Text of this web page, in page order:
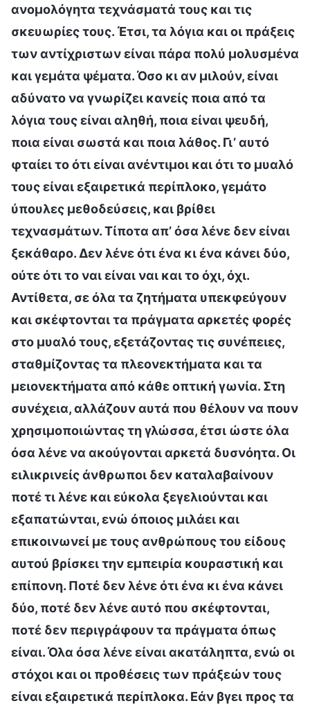
ανομολόγητα τεχνάσματά τους και τις
σκευωρίες τους. Έτσι, τα λόγια και οι πράξεις
των αντίχριστων είναι πάρα πολύ μολυσμένα
και γεμάτα ψέματα. Όσο κι αν μιλούν, είναι
αδύνατο να γνωρίζει κανείς ποια από τα
λόγια τους είναι αληθή, ποια είναι ψευδή,
ποια είναι σωστά και ποια λάθος. Γι’ αυτό
φταίει το ότι είναι ανέντιμοι και ότι το μυαλό
τους είναι εξαιρετικά περίπλοκο, γεμάτο
ύπουλες μεθοδεύσεις, και βρίθει
τεχνασμάτων. Τίποτα απ’ όσα λένε δεν είναι
ξεκάθαρο. Δεν λένε ότι ένα κι ένα κάνει δύο,
ούτε ότι το ναι είναι ναι και το όχι, όχι.
Αντίθετα, σε όλα τα ζητήματα υπεκφεύγουν
και σκέφτονται τα πράγματα αρκετές φορές
στο μυαλό τους, εξετάζοντας τις συνέπειες,
σταθμίζοντας τα πλεονεκτήματα και τα
μειονεκτήματα από κάθε οπτική γωνία. Στη
συνέχεια, αλλάζουν αυτά που θέλουν να πουν
χρησιμοποιώντας τη γλώσσα, έτσι ώστε όλα
όσα λένε να ακούγονται αρκετά δυσνόητα. Οι
ειλικρινείς άνθρωποι δεν καταλαβαίνουν
ποτέ τι λένε και εύκολα ξεγελιούνται και
εξαπατώνται, ενώ όποιος μιλάει και
επικοινωνεί με τους ανθρώπους του είδους
αυτού βρίσκει την εμπειρία κουραστική και
επίπονη. Ποτέ δεν λένε ότι ένα κι ένα κάνει
δύο, ποτέ δεν λένε αυτό που σκέφτονται,
ποτέ δεν περιγράφουν τα πράγματα όπως
είναι. Όλα όσα λένε είναι ακατάληπτα, ενώ οι
στόχοι και οι προθέσεις των πράξεών τους
είναι εξαιρετικά περίπλοκα. Εάν βγει προς τα